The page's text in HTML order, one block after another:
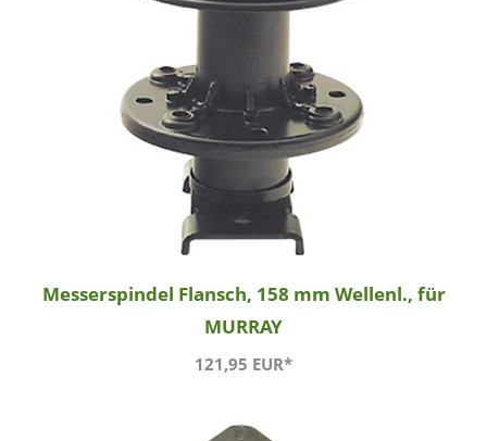
Messerspindel Flansch, 158 mm Wellenl., für
MURRAY
121,95 EUR*